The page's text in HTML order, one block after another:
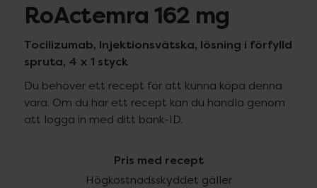
RoActemra 162 mg
Tocilizumab, Injektionsvätska, lösning i förfylld
spruta, 4 x 1 styck
Du behöver ett recept för att kunna köpa denna
vara. Om du har ett recept kan du handla genom
att logga in med ditt bank-ID.
Pris med recept
Högkostnadsskyddet gäller